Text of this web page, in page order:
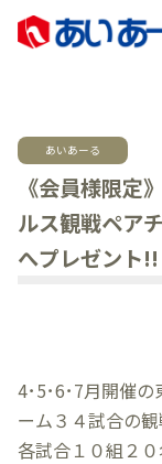
あいあーる
《会員様限定
ルス観戦ペア
へプレゼント!!
4･5･6･7月開催
ーム３４試合の
各試合１０組２０